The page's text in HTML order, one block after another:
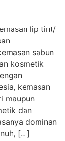
lip tint/
sabun
kosmetik
kemasan
maupun
dan
dominan
[…]